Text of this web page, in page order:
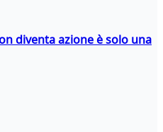
diventa azione è solo una